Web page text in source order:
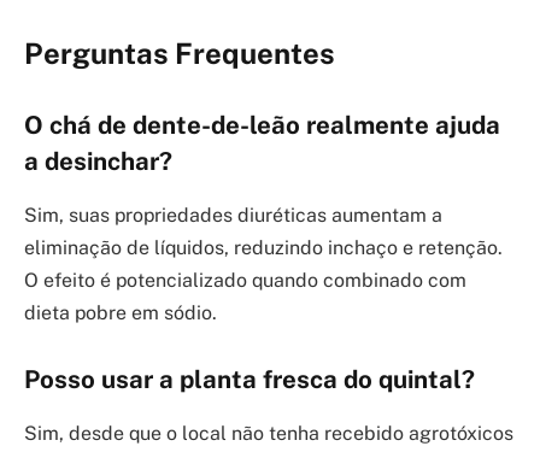
Perguntas Frequentes
O chá de dente-de-leão realmente ajuda
a desinchar?
Sim, suas propriedades diuréticas aumentam a
eliminação de líquidos, reduzindo inchaço e retenção.
O efeito é potencializado quando combinado com
dieta pobre em sódio.
Posso usar a planta fresca do quintal?
Sim, desde que o local não tenha recebido agrotóxicos